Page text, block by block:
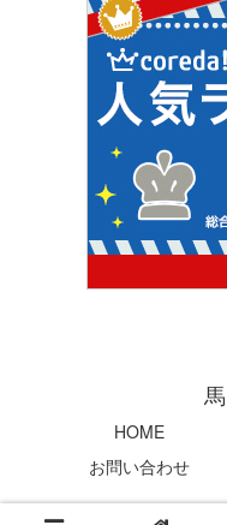
HOME
お問い合わせ
©